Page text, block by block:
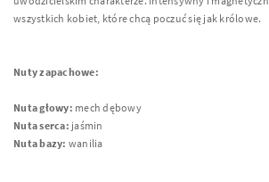
wszystkich kobiet, które chcą poczuć się jak królowe.
Nuty zapachowe:
Nuta głowy: mech dębowy
Nuta serca: jaśmin
Nuta bazy: wanilia